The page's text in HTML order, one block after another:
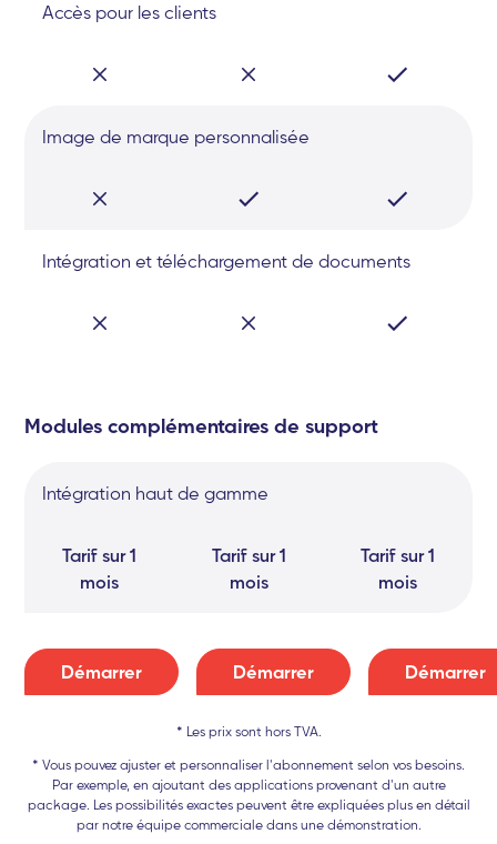
Accès pour les clients
Image de marque personnalisée
Intégration et téléchargement de documents
Modules complémentaires de support
Intégration haut de gamme
Tarif sur 1
mois
Tarif sur 1
mois
Tarif sur 1
mois
Démarrer Démarrer Démarrer
* Les prix sont hors TVA.
* Vous pouvez ajuster et personnaliser l'abonnement selon vos besoins.
Par exemple, en ajoutant des applications provenant d'un autre
package. Les possibilités exactes peuvent être expliquées plus en détail
par notre équipe commerciale dans une démonstration.